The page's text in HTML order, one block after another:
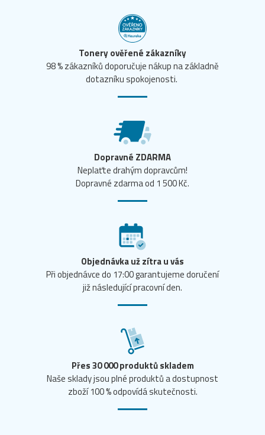
Tonery ověřené zákazníky
98 % zákazníků doporučuje nákup na základně
dotazníku spokojenosti.
Dopravné ZDARMA
Neplaťte drahým dopravcům!
Dopravné zdarma od 1 500 Kč.
Objednávka už zítra u vás
Při objednávce do 17:00 garantujeme doručení
již následující pracovní den.
Přes 30 000 produktů skladem
Naše sklady jsou plné produktů a dostupnost
zboží 100 % odpovídá skutečnosti.